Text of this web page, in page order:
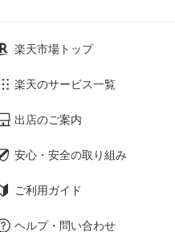
楽天市場トップ
楽天のサービス一覧
出店のご案内
安心・安全の取り組み
ご利用ガイド
ヘルプ・問い合わせ